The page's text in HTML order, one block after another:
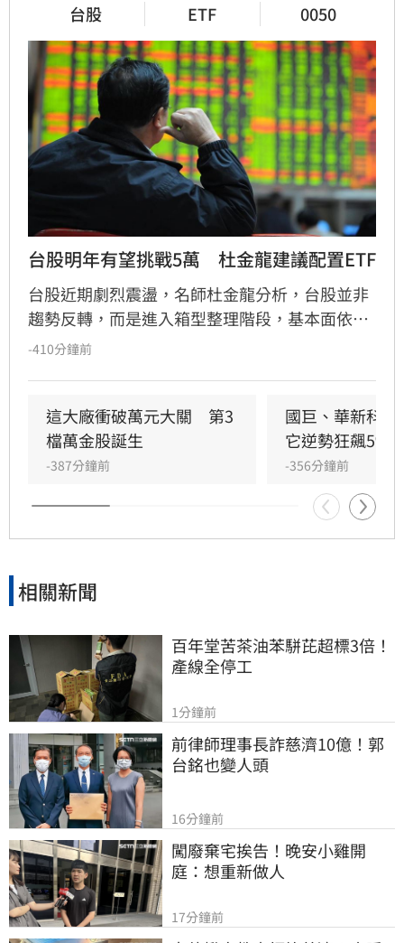
台股 ETF 0050
台股明年有望挑戰5萬　杜金龍建議配置ETF
台股近期劇烈震盪，名師杜金龍分析，台股並非
趨勢反轉，而是進入箱型整理階段，基本面依然
強勁，年底大盤仍有望挑戰5萬點大關。面對市
建議透過ETF配置，如市值型ETF或是結合AI龍頭
與ESG低碳概念的「進化版市值型ETF」如
00923，藉此平衡風險並提升長線爆發力。建議
投資人利用回檔時分批進場，以七成ETF搭配三
成個股的配置，優化投資組合，把握中長線獲利
契機。
-410分鐘前
這大廠衝破萬元大關　第3
檔萬金股誕生
-387分鐘前
國巨、華新科
它逆勢狂飆5%
-356分鐘前
相關新聞
百年堂苦茶油苯駢芘超標3倍！
產線全停工
1分鐘前
前律師理事長詐慈濟10億！郭
台銘也變人頭
16分鐘前
闖廢棄宅挨告！晚安小雞開
庭：想重新做人
17分鐘前